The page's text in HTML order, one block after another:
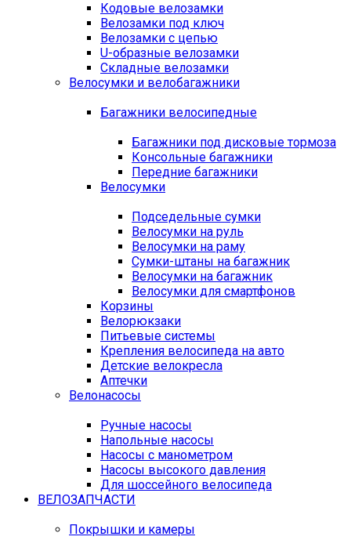
Кодовые велозамки
Велозамки под ключ
Велозамки с цепью
U-образные велозамки
Складные велозамки
Велосумки и велобагажники
Багажники велосипедные
Багажники под дисковые тормоза
Консольные багажники
Передние багажники
Велосумки
Подседельные сумки
Велосумки на руль
Велосумки на раму
Сумки-штаны на багажник
Велосумки на багажник
Велосумки для смартфонов
Корзины
Велорюкзаки
Питьевые системы
Крепления велосипеда на авто
Детские велокресла
Аптечки
Велонасосы
Ручные насосы
Напольные насосы
Насосы с манометром
Насосы высокого давления
Для шоссейного велосипеда
ВЕЛОЗАПЧАСТИ
Покрышки и камеры